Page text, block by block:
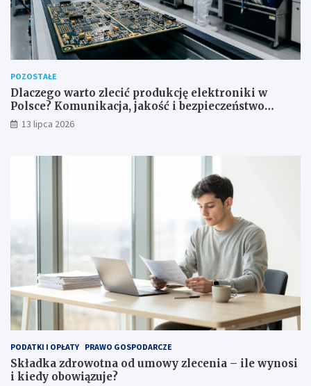
POZOSTAŁE
Dlaczego warto zlecić produkcję elektroniki w
Polsce? Komunikacja, jakość i bezpieczeństwo
dostaw
13 lipca 2026
PODATKI I OPŁATY PRAWO GOSPODARCZE
Składka zdrowotna od umowy zlecenia – ile wynosi
i kiedy obowiązuje?